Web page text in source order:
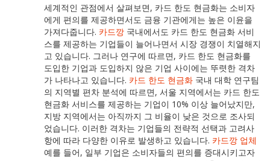
세계적인 관점에서 살펴보면, 카드 한도 현금화는 소비자
에게 편의를 제공하면서도 금융 기관에게는 높은 이윤을
가져다줍니다. 카드깡 국내에서도 카드 한도 현금화 서비
스를 제공하는 기업들이 늘어나면서 시장 경쟁이 치열해지
고 있습니다. 그러나 연구에 따르면, 카드 한도 현금화를
도입한 기업과 도입하지 않은 기업 사이에는 뚜렷한 격차
가 나타나고 있습니다. 카드 한도 현금화 국내 대학 연구팀
의 지역별 편차 분석에 따르면, 서울 지역에서는 카드 한도
현금화 서비스를 제공하는 기업이 10% 이상 늘어났지만,
지방 지역에서는 아직까지 그 비율이 낮은 것으로 조사되
었습니다. 이러한 격차는 기업들의 전략적 선택과 고려사
항에 따라 다양한 이유로 발생하고 있습니다. 카드깡 업체
예를 들어, 일부 기업은 소비자들의 편의를 증대시키고자